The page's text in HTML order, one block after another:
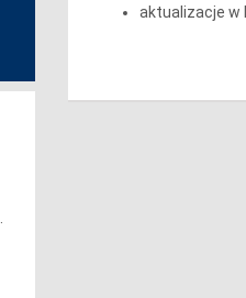
aktualizacje w